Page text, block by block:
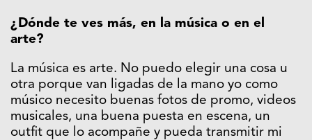
¿Dónde te ves más, en la música o en el
arte?
La música es arte. No puedo elegir una cosa u
otra porque van ligadas de la mano yo como
músico necesito buenas fotos de promo, videos
musicales, una buena puesta en escena, un
outfit que lo acompañe y pueda transmitir mi